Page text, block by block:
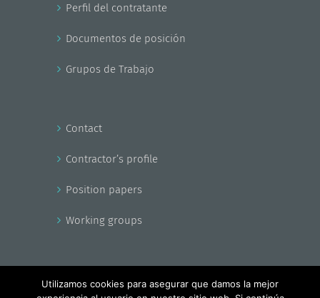
Perfil del contratante
Documentos de posición
Grupos de Trabajo
Contact
Contractor’s profile
Position papers
Working groups
Utilizamos cookies para asegurar que damos la mejor